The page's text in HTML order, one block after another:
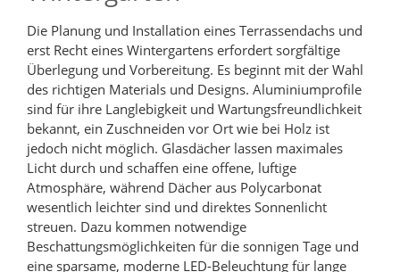
Die Planung und Installation eines Terrassendachs und
erst Recht eines Wintergartens erfordert sorgfältige
Überlegung und Vorbereitung. Es beginnt mit der Wahl
des richtigen Materials und Designs. Aluminiumprofile
sind für ihre Langlebigkeit und Wartungsfreundlichkeit
bekannt, ein Zuschneiden vor Ort wie bei Holz ist
jedoch nicht möglich. Glasdächer lassen maximales
Licht durch und schaffen eine offene, luftige
Atmosphäre, während Dächer aus Polycarbonat
wesentlich leichter sind und direktes Sonnenlicht
streuen. Dazu kommen notwendige
Beschattungsmöglichkeiten für die sonnigen Tage und
eine sparsame, moderne LED-Beleuchtung für lange